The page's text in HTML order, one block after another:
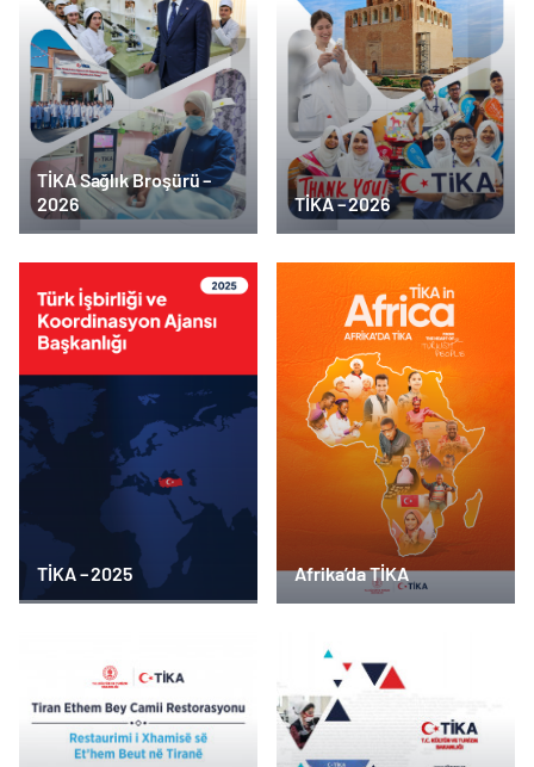
TİKA Sağlık Broşürü –
2026
TİKA – 2026
TİKA – 2025 Afrika’da TİKA